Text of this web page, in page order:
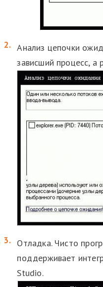
Анализ цепочки
зависший процесс, а
Отладка. Чисто
поддерживает
Studio.